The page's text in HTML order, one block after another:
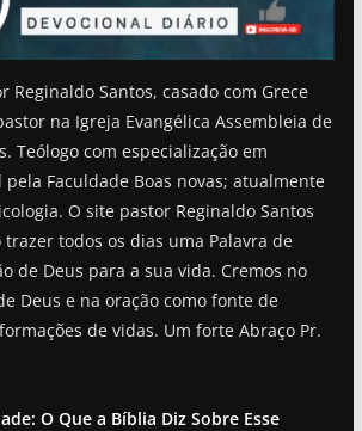
Reginaldo Santos, casado com Grece
na Igreja Evangélica Assembleia de
Teólogo com especialização em
pela Faculdade Boas novas; atualmente
O site pastor Reginaldo Santos
todos os dias uma Palavra de
de Deus para a sua vida. Cremos no
Deus e na oração como fonte de
de vidas. Um forte Abraço Pr.
O Que a Bíblia Diz Sobre Esse